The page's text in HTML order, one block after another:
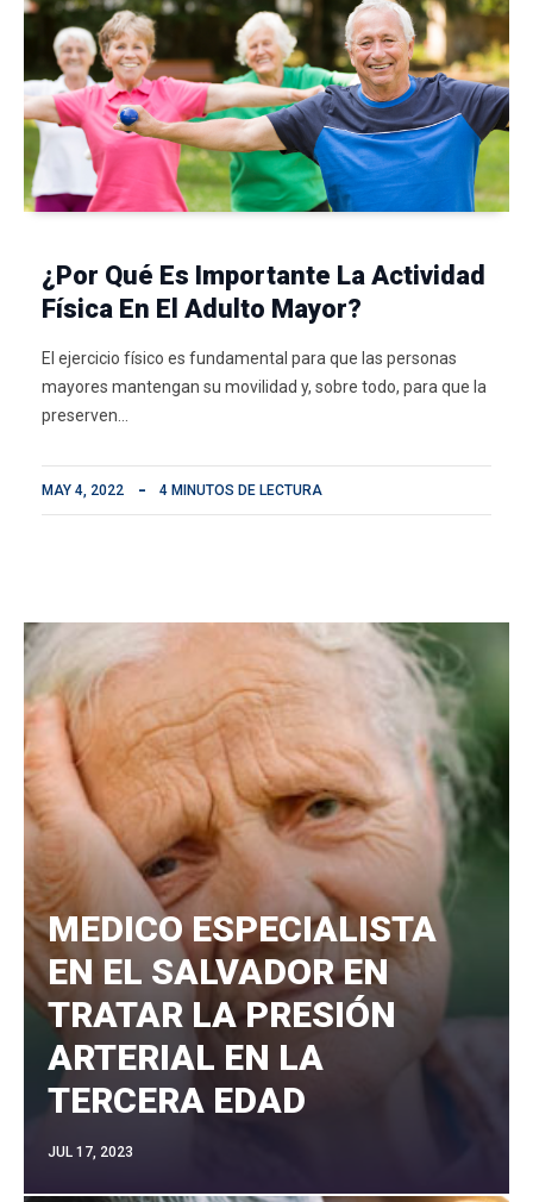
¿Por Qué Es Importante La Actividad
Física En El Adulto Mayor?
El ejercicio físico es fundamental para que las personas
mayores mantengan su movilidad y, sobre todo, para que la
preserven…
MAY 4, 2022 4 MINUTOS DE LECTURA
MEDICO ESPECIALISTA
EN EL SALVADOR EN
TRATAR LA PRESIÓN
ARTERIAL EN LA
TERCERA EDAD
JUL 17, 2023